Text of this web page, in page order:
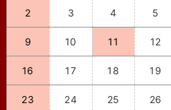
2 3 4 5
9 10 11 12
16 17 18 19
23 24 25 26